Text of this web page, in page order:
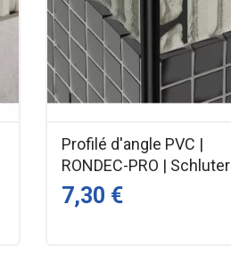
Profilé d'angle PVC |
RONDEC-PRO | Schluter
7,30 €